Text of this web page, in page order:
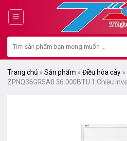
dung
kiếm:
Trang chủ » Sản phẩm » Điều hòa cây »
ZPNQ36GR5A0 36.000BTU 1 Chiều